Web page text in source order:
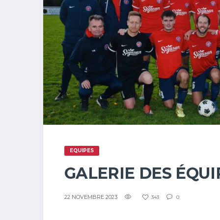
EQUIPES
GALERIE DES
22 NOVEMBRE 2023 343 0